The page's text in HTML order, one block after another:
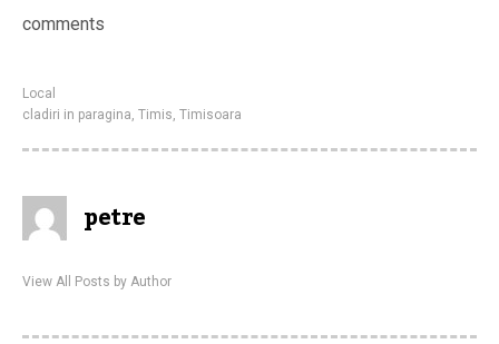
comments
Local
cladiri in paragina, Timis, Timisoara
petre
View All Posts by Author